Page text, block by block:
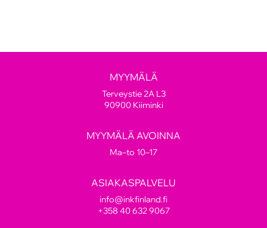
MYYMÄLÄ
Terveystie 2A L3
90900 Kiiminki
MYYMÄLÄ AVOINNA
Ma–to 10–17
ASIAKASPALVELU
info@inkfinland.fi
+358 40 632 9067